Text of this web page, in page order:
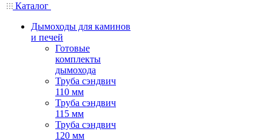
Каталог
Дымоходы для каминов
и печей
Готовые
комплекты
дымохода
Труба сэндвич
110 мм
Труба сэндвич
115 мм
Труба сэндвич
120 мм